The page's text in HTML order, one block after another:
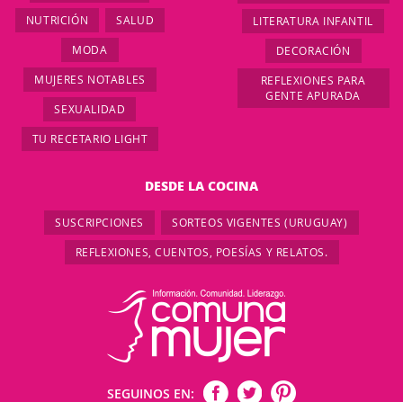
NUTRICIÓN SALUD
MODA
MUJERES NOTABLES
SEXUALIDAD
TU RECETARIO LIGHT
LITERATURA INFANTIL
DECORACIÓN
REFLEXIONES PARA
GENTE APURADA
DESDE LA COCINA
SUSCRIPCIONES SORTEOS VIGENTES (URUGUAY)
REFLEXIONES, CUENTOS, POESÍAS Y RELATOS.
SEGUINOS EN: